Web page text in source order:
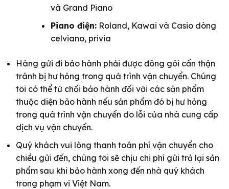
và Grand Piano
Piano điện: Roland, Kawai và Casio dòng
celviano, privia
Hàng gửi đi bảo hành phải được đóng gói cẩn thận
tránh bị hư hỏng trong quá trình vận chuyển. Chúng
tôi có thể từ chối bảo hành đối với các sản phẩm
thuộc diện bảo hành nếu sản phẩm đó bị hư hỏng
trong quá trình vận chuyển do lỗi của nhà cung cấp
dịch vụ vận chuyển.
Quý khách vui lòng thanh toán phí vận chuyển cho
chiều gửi đến, chúng tôi sẽ chịu chi phí gửi trả lại sản
phẩm sau khi bảo hành xong đến nhà quý khách
trong phạm vi Việt Nam.